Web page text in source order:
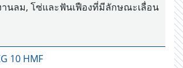
านลม, โซ่และฟันเฟืองที่มีลักษณะเลื่อน
10 HMF